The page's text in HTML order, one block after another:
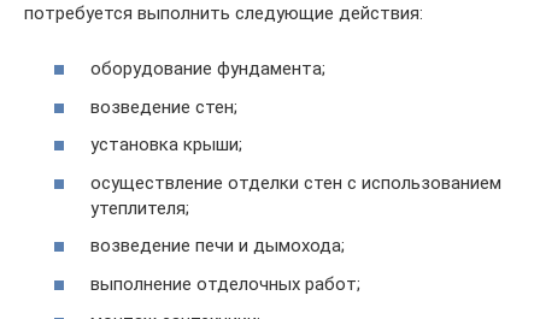
потребуется выполнить следующие действия:
оборудование фундамента;
возведение стен;
установка крыши;
осуществление отделки стен с использованием
утеплителя;
возведение печи и дымохода;
выполнение отделочных работ;